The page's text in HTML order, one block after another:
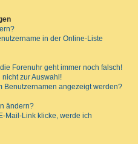
in der Online-Liste
Forenuhr geht immer noch falsch!
zur Auswahl!
Benutzernamen angezeigt werden?
ändern?
Mail-Link klicke, werde ich